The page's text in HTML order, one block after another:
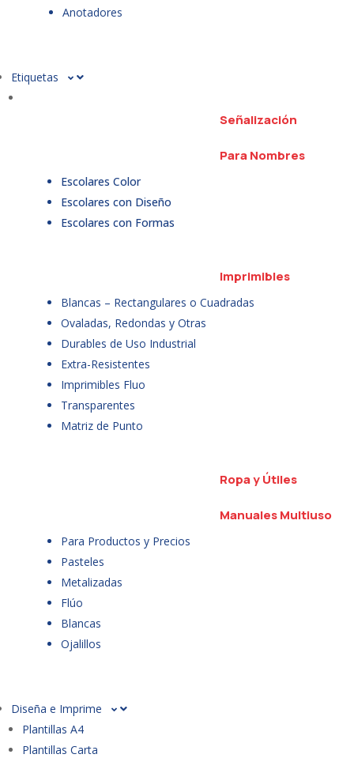
Anotadores
Etiquetas
Señalización
Para Nombres
Escolares Color
Escolares con Diseño
Escolares con Formas
Imprimibles
Blancas – Rectangulares o Cuadradas
Ovaladas, Redondas y Otras
Durables de Uso Industrial
Extra-Resistentes
Imprimibles Fluo
Transparentes
Matriz de Punto
Ropa y Útiles
Manuales Multiuso
Para Productos y Precios
Pasteles
Metalizadas
Flúo
Blancas
Ojalillos
Diseña e Imprime
Plantillas A4
Plantillas Carta